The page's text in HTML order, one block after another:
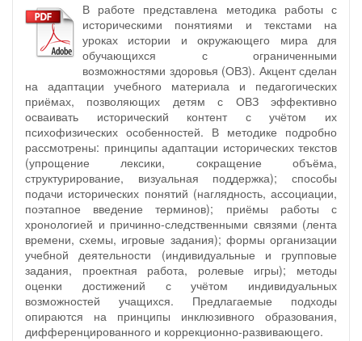
В работе представлена методика работы с
историческими понятиями и текстами на
уроках истории и окружающего мира для
обучающихся с ограниченными
возможностями здоровья (ОВЗ). Акцент сделан
на адаптации учебного материала и педагогических
приёмах, позволяющих детям с ОВЗ эффективно
осваивать исторический контент с учётом их
психофизических особенностей. В методике подробно
рассмотрены: принципы адаптации исторических текстов
(упрощение лексики, сокращение объёма,
структурирование, визуальная поддержка); способы
подачи исторических понятий (наглядность, ассоциации,
поэтапное введение терминов); приёмы работы с
хронологией и причинно‑следственными связями (лента
времени, схемы, игровые задания); формы организации
учебной деятельности (индивидуальные и групповые
задания, проектная работа, ролевые игры); методы
оценки достижений с учётом индивидуальных
возможностей учащихся. Предлагаемые подходы
опираются на принципы инклюзивного образования,
дифференцированного и коррекционно‑развивающего.